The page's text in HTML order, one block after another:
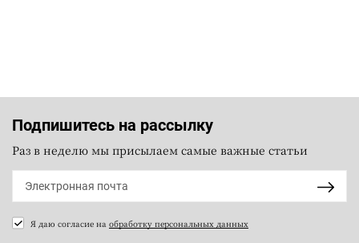
Подпишитесь на рассылку
Раз в неделю мы присылаем самые важные статьи
Я даю согласие на обработку персональных данных